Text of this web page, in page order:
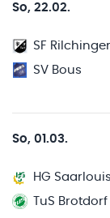
So, 22.02.
SF
SV Bous
So, 01.03.
HG
TuS Brotdorf